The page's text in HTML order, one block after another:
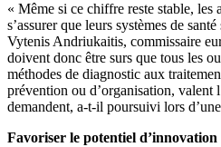
« Même si ce chiffre reste stable, les
s’assurer que leurs systèmes de
Vytenis Andriukaitis, commissaire
doivent donc être surs que tous les
méthodes de diagnostic aux
prévention ou d’organisation, valent
demandent, a-t-il poursuivi lors
Favoriser le potentiel d’innovation